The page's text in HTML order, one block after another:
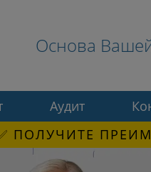
Основа
Аудит
ПОЛУЧИТЕ